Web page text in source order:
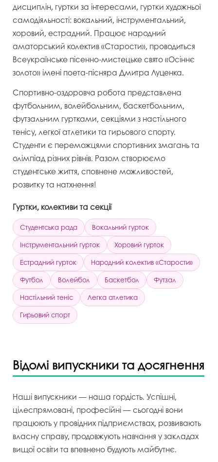
дисциплін, гуртки за інтересами, гуртки художньої
самодіяльності: вокальний, інструментальний,
хоровий, естрадний. Працює народний
аматорський колектив «Старости», проводиться
Всеукраїнське пісенно-мистецьке свято «Осіннє
золото» імені поета-пісняра Дмитра Луценка.
Спортивно-оздоровча робота представлена
футбольним, волейбольним, баскетбольним,
футзальним гуртками, секціями з настільного
тенісу, легкої атлетики та гирьового спорту.
Студенти є переможцями спортивних змагань та
олімпіад різних рівнів. Разом створюємо
студентське життя, сповнене можливостей,
розвитку та натхнення!
Гуртки, колективи та секції
Студентська рада
Вокальний гурток
Інструментальний гурток
Хоровий гурток
Естрадний гурток
Народний колектив «Старости»
Футбол
Волейбол Баскетбол
Футзал
Настільний теніс
Легка атлетика
Гирьовий спорт
Відомі випускники та досягнення
Наші випускники — наша гордість. Успішні,
цілеспрямовані, професійні — сьогодні вони
працюють у провідних підприємствах, розвивають
власну справу, продовжують навчання у закладах
вищої освіти та впевнено будують майбутнє.